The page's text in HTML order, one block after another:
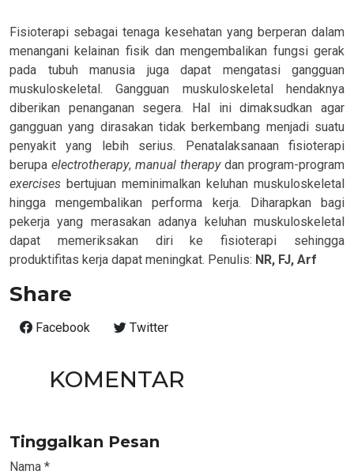
Fisioterapi sebagai tenaga kesehatan yang berperan dalam
menangani kelainan fisik dan mengembalikan fungsi gerak
pada tubuh manusia juga dapat mengatasi gangguan
muskuloskeletal. Gangguan muskuloskeletal hendaknya
diberikan penanganan segera. Hal ini dimaksudkan agar
gangguan yang dirasakan tidak berkembang menjadi suatu
penyakit yang lebih serius. Penatalaksanaan fisioterapi
berupa electrotherapy, manual therapydan program-program
exercises bertujuan meminimalkan keluhan muskuloskeletal
hingga mengembalikan performa kerja. Diharapkan bagi
pekerja yang merasakan adanya keluhan muskuloskeletal
dapat memeriksakan diri ke fisioterapi sehingga
produktifitas kerja dapat meningkat. Penulis: NR, FJ, Arf
Share
Facebook Twitter
KOMENTAR
Tinggalkan Pesan
Nama *